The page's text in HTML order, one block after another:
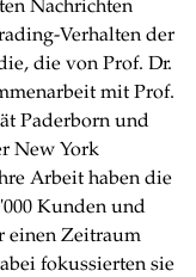
Nachrichten
Verhalten der
die von Prof. Dr.
mit Prof.
Paderborn und
New York
Arbeit haben die
Kunden und
einen Zeitraum
fokussierten sie